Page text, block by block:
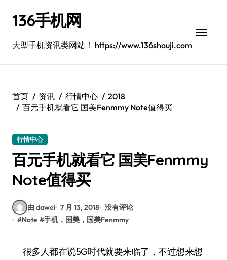
136手机网
大型手机资讯类网站！ https://www.136shouji.com
首页 资讯 行情中心
2018
百元手机就看它 国美Fenmmy Note值得买
行情中心
百元手机就看它 国美Fenmmy
Note值得买
由 dawei 7 月 13, 2018 没有评论
#Note #手机，国美，国美Fenmmy
很多人都在说5G时代就要来临了，不过想来想